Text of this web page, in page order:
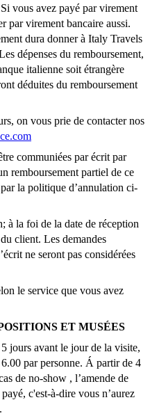
vous avez payé par virement
par virement bancaire aussi.
dura donner à Italy Travels
dépenses du remboursement,
italienne soit étrangère
déduites du remboursement
on vous prie de contacter nos
communiées par écrit par
remboursement partiel de ce
la politique d’annulation ci-
à la foi de la date de réception
client. Les demandes
ne seront pas considérées
le service que vous avez
ET MUSÉES
jours avant le jour de la visite,
par personne. Á partir de 4
de no-show , l’amende de
c'est-à-dire vous n’aurez